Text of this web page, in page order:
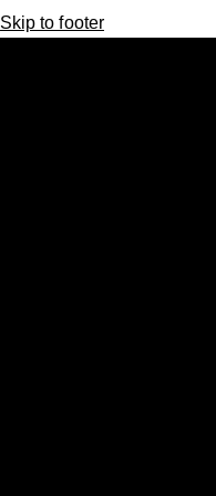
Skip to footer